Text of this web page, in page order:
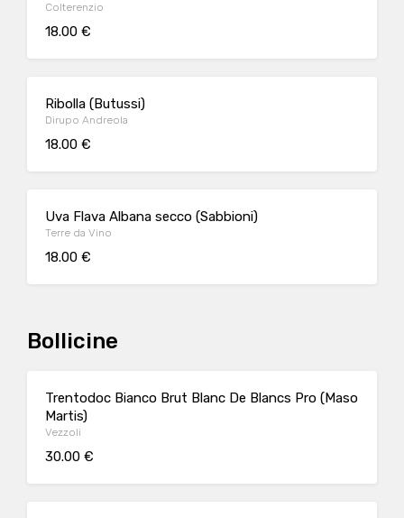
Colterenzio
18.00 €
Ribolla (Butussi)
Dirupo Andreola
18.00 €
Uva Flava Albana secco (Sabbioni)
Terre da Vino
18.00 €
Bollicine
Trentodoc Bianco Brut Blanc De Blancs Pro (Maso
Martis)
Vezzoli
30.00 €